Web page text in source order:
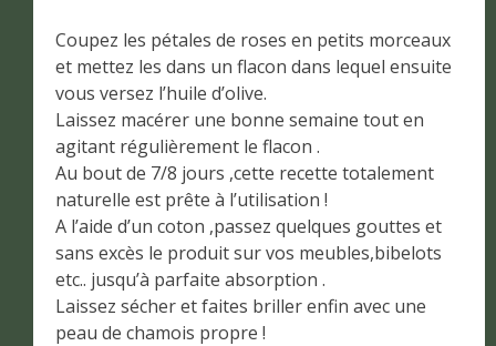
Coupez les pétales de roses en petits morceaux
et mettez les dans un flacon dans lequel ensuite
vous versez l’huile d’olive.
Laissez macérer une bonne semaine tout en
agitant régulièrement le flacon .
Au bout de 7/8 jours ,cette recette totalement
naturelle est prête à l’utilisation !
A l’aide d’un coton ,passez quelques gouttes et
sans excès le produit sur vos meubles,bibelots
etc.. jusqu’à parfaite absorption .
Laissez sécher et faites briller enfin avec une
peau de chamois propre !